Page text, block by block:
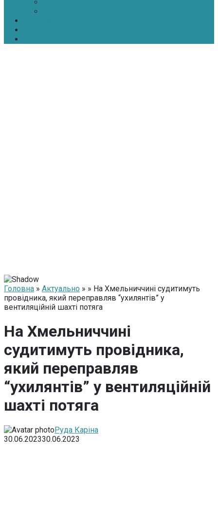
Головна » Актуально » » На Хмельниччині судитимуть
провідника, який переправляв “ухилянтів” у
вентиляційній шахті потяга
На Хмельниччині
судитимуть провідника,
який переправляв
“ухилянтів” у вентиляційній
шахті потяга
Руда Каріна
30.06.202330.06.2023